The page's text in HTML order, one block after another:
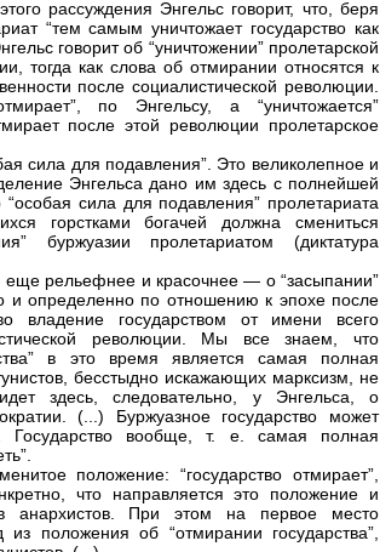
рассуждения Энгельс говорит, что, беря
“тем самым уничтожает государство как
говорит об “уничтожении” пролетарской
тогда как слова об отмирании относятся к
после социалистической революции.
по Энгельсу, а “уничтожается”
после этой революции пролетарское
сила для подавления”. Это великолепное и
Энгельса дано им здесь с полнейшей
сила для подавления” пролетариата
горстками богачей должна смениться
буржуазии пролетариатом (диктатура
еще рельефнее и красочнее — о “засыпании”
и определенно по отношению к эпохе после
владение государством от имени всего
революции. Мы все знаем, что
в это время является самая полная
бесстыдно искажающих марксизм, не
здесь, следовательно, у Энгельса, о
(...) Буржуазное государство может
Государство вообще, т. е. самая полная
положение: “государство отмирает”,
что направляется это положение и
анархистов. При этом на первое место
положения об “отмирании государства”,